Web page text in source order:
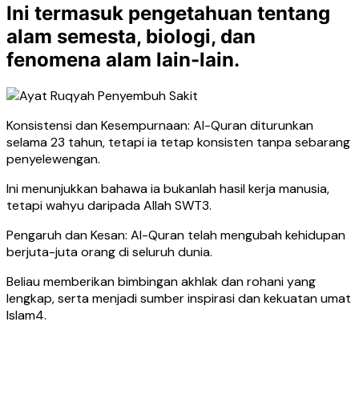
Ini termasuk pengetahuan tentang
alam semesta, biologi, dan
fenomena alam lain-lain.
Konsistensi dan Kesempurnaan: Al-Quran diturunkan
selama 23 tahun, tetapi ia tetap konsisten tanpa sebarang
penyelewengan.
Ini menunjukkan bahawa ia bukanlah hasil kerja manusia,
tetapi wahyu daripada Allah SWT3.
Pengaruh dan Kesan: Al-Quran telah mengubah kehidupan
berjuta-juta orang di seluruh dunia.
Beliau memberikan bimbingan akhlak dan rohani yang
lengkap, serta menjadi sumber inspirasi dan kekuatan umat
Islam4.